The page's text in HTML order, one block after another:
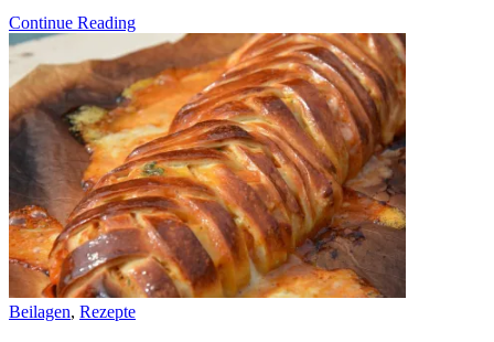
Continue Reading
Beilagen, Rezepte